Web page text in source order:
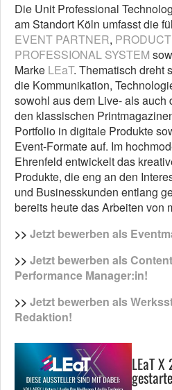
Die Unit Professional
am Standort Köln umfasst die
EVENT PARTNER,
PROFESSIONAL SYSTEM
Marke LEaT. Thematisch dreht
die Kommunikation,
sowohl aus dem Live- als auch
den klassischen
Portfolio in digitale Produkte
Event-Formate auf. Im
Ehrenfeld entwickelt das
Produkte, die eng an den
und Businesskunden entlang
bereits heute das Arbeiten von
>> Jetzt bewerben als
>> Jetzt bewerben als
Performance Manager:in!
>> Jetzt bewerben als
Redaktion!
LEaT